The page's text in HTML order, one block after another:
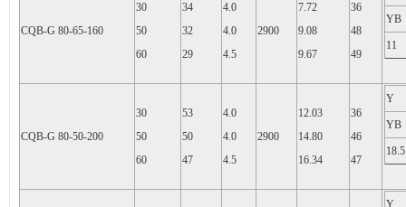
CQB-G 80-65-160
30
50
60
34
32
29
4.0
4.0
4.5
2900
7.72
9.08
9.67
36
48
49
YB
11
CQB-G 80-50-200
30
50
60
53
50
47
4.0
4.0
4.5
2900
12.03
14.80
16.34
36
46
47
Y
YB
18.5
Y